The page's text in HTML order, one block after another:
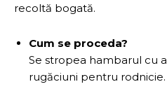
recoltă bogată.
Cum se proceda?
Se stropea hambarul cu
rugăciuni pentru rodnicie.